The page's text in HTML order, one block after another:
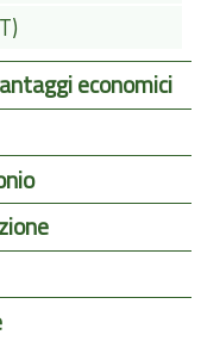
economici